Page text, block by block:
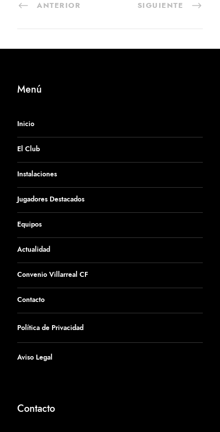
ANTERIOR SIGUIENTE
Menú
Inicio
El Club
Instalaciones
Jugadores Destacados
Equipos
Actualidad
Convenio Villarreal CF
Contacto
Política de Privacidad
Aviso Legal
Contacto